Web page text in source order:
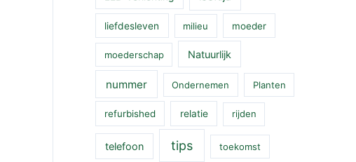
liefdesleven milieu moeder
moederschap Natuurlijk
nummer Ondernemen Planten
refurbished relatie rijden
telefoon tips toekomst